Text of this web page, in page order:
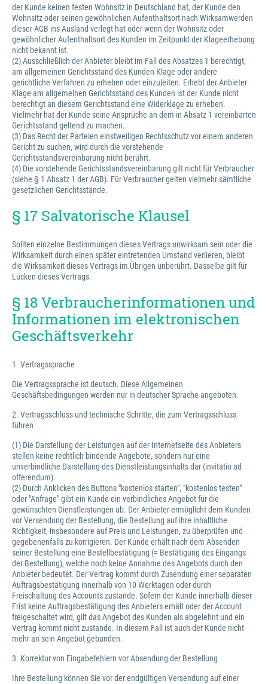
der Kunde keinen festen Wohnsitz in Deutschland hat, der Kunde den
Wohnsitz oder seinen gewöhnlichen Aufenthaltsort nach Wirksamwerden
dieser AGB ins Ausland verlegt hat oder wenn der Wohnsitz oder
gewöhnlicher Aufenthaltsort des Kunden im Zeitpunkt der Klageerhebung
nicht bekannt ist.
(2) Ausschließlich der Anbieter bleibt im Fall des Absatzes 1 berechtigt,
am allgemeinen Gerichtsstand des Kunden Klage oder andere
gerichtliche Verfahren zu erheben oder einzuleiten. Erhebt der Anbieter
Klage am allgemeinen Gerichtsstand des Kunden ist der Kunde nicht
berechtigt an diesem Gerichtsstand eine Widerklage zu erheben.
Vielmehr hat der Kunde seine Ansprüche an dem in Absatz 1 vereinbarten
Gerichtsstand geltend zu machen.
(3) Das Recht der Parteien einstweiligen Rechtsschutz vor einem anderen
Gericht zu suchen, wird durch die vorstehende
Gerichtsstandsvereinbarung nicht berührt.
(4) Die vorstehende Gerichtsstandsvereinbarung gilt nicht für Verbraucher
(siehe § 1 Absatz 1 der AGB). Für Verbraucher gelten vielmehr sämtliche
gesetzlichen Gerichtsstände.
§ 17 Salvatorische Klausel
Sollten einzelne Bestimmungen dieses Vertrags unwirksam sein oder die
Wirksamkeit durch einen später eintretenden Umstand verlieren, bleibt
die Wirksamkeit dieses Vertrags im Übrigen unberührt. Dasselbe gilt für
Lücken dieses Vertrags.
§ 18 Verbraucherinformationen und
Informationen im elektronischen
Geschäftsverkehr
1. Vertragssprache
Die Vertragssprache ist deutsch. Diese Allgemeinen
Geschäftsbedingungen werden nur in deutscher Sprache angeboten.
2. Vertragsschluss und technische Schritte, die zum Vertragsschluss
führen
(1) Die Darstellung der Leistungen auf der Internetseite des Anbieters
stellen keine rechtlich bindende Angebote, sondern nur eine
unverbindliche Darstellung des Dienstleistungsinhalts dar (invitatio ad
offerendum).
(2) Durch Anklicken des Buttons "kostenlos starten", "kostenlos testen"
oder "Anfrage" gibt ein Kunde ein verbindliches Angebot für die
gewünschten Dienstleistungen ab. Der Anbieter ermöglicht dem Kunden
vor Versendung der Bestellung, die Bestellung auf ihre inhaltliche
Richtigkeit, insbesondere auf Preis und Leistungen, zu überprüfen und
gegebenenfalls zu korrigieren. Der Kunde erhält nach dem Absenden
seiner Bestellung eine Bestellbestätigung (= Bestätigung des Eingangs
der Bestellung), welche noch keine Annahme des Angebots durch den
Anbieter bedeutet. Der Vertrag kommt durch Zusendung einer separaten
Auftragsbestätigung innerhalb von 10 Werktagen oder durch
Freischaltung des Accounts zustande. Sofern der Kunde innerhalb dieser
Frist keine Auftragsbestätigung des Anbieters erhält oder der Account
freigeschaltet wird, gilt das Angebot des Kunden als abgelehnt und ein
Vertrag kommt nicht zustande. In diesem Fall ist auch der Kunde nicht
mehr an sein Angebot gebunden.
3. Korrektur von Eingabefehlern vor Absendung der Bestellung
Ihre Bestellung können Sie vor der endgültigen Versendung auf einer